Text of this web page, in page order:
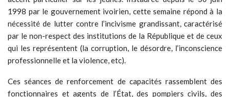
1998 par le gouvernement ivoirien, cette semaine répond à la
nécessité de lutter contre l’incivisme grandissant, caractérisé
par le non-respect des institutions de la République et de ceux
qui les représentent (la corruption, le désordre, l’inconscience
professionnelle et la violence, etc).
Ces séances de renforcement de capacités rassemblent des
fonctionnaires et agents de l’État, des pompiers civils, des